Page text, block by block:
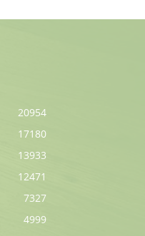
20954
17180
13933
12471
7327
4999